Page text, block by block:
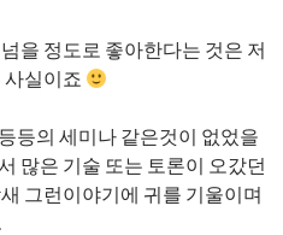
을 정도로 좋아한다는 것은 저
사실이죠
등의 세미나 같은것이 없었을
많은 기술 또는 토론이 오갔던
그런이야기에 귀를 기울이며